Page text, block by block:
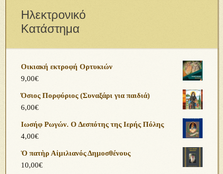
Ηλεκτρονικό
Κατάστημα
Οικιακή εκτροφή Ορτυκιών
9,00€
Όσιος Πορφύριος (Συναξάρι για παιδιά)
6,00€
Ιωσήφ Ρωγών. Ο Δεσπότης της Ιερής Πόλης
4,00€
Ὁ πατὴρ Αἰμιλιανός Δημοσθένους
10,00€